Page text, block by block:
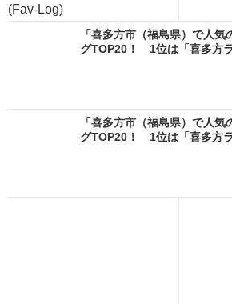
(Fav-Log)
「喜多方市（福島県）で人
グTOP20！ 1位は「喜多方
「喜多方市（福島県）で人
グTOP20！ 1位は「喜多方